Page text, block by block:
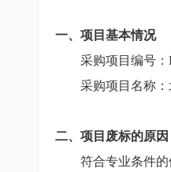
一、项目基本情况
采购项目编号：
采购项目名称：
二、项目废标的原因
符合专业条件的